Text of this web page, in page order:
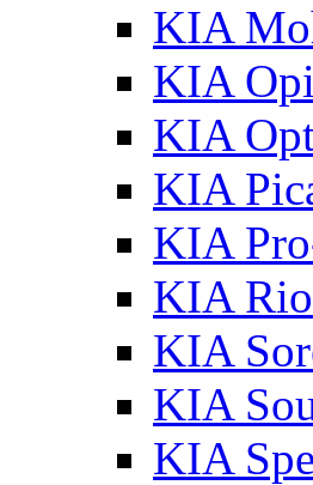
KIA
KIA
KIA
KIA
KIA
KIA Rio
KIA
KIA
KIA